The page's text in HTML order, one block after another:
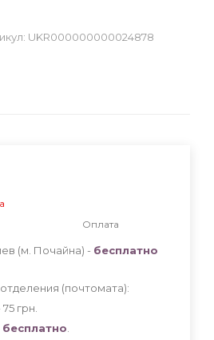
UKR000000000024878
Оплата
(м. Почайна) - бесплатно
(почтомата):
75 грн
бесплатно